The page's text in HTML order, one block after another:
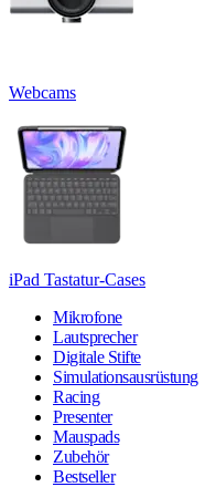
Webcams
iPad Tastatur-Cases
Mikrofone
Lautsprecher
Digitale Stifte
Simulationsausrüstung
Racing
Presenter
Mauspads
Zubehör
Bestseller